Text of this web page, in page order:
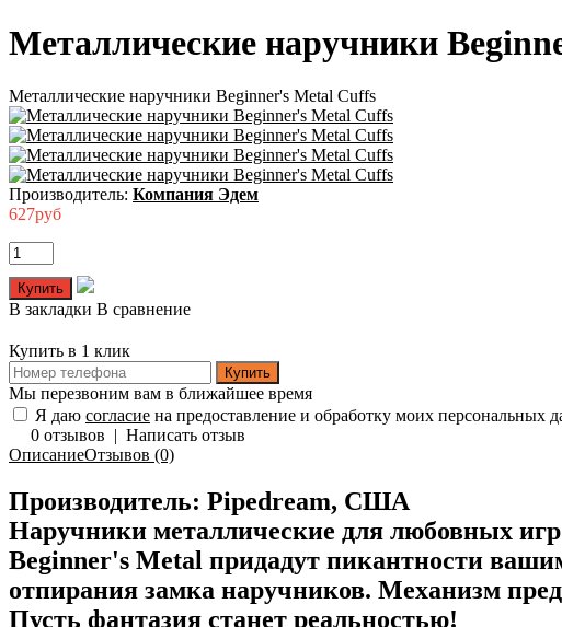
Металлические наручники
Металлические наручники Beginner's Metal Cuffs
Производитель: Компания Эдем
627руб
В закладки В сравнение
Купить в 1 клик
Купить
Мы перезвоним вам в ближайшее время
Я даю согласие на предоставление и обработку моих персональных
0 отзывов | Написать отзыв
ОписаниеОтзывов (0)
Производитель: Pipedream, США
Наручники металлические для любовных
Beginner's Metal придадут пикантности
отпирания замка наручников. Механизм
Пусть фантазия станет реальностью!